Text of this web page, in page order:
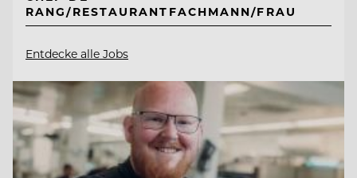
RANG/RESTAURANTFACHMANN/FRAU
Entdecke alle Jobs